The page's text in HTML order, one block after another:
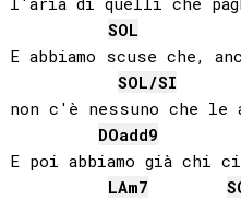
SOL
E abbiamo scuse che,
SOL/SI
non c'è nessuno che le
DOadd9
E poi abbiamo già chi
LAm7